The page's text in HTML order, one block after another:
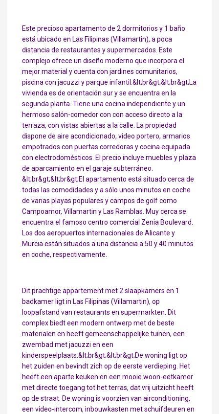
Este precioso apartamento de 2 dormitorios y 1 baño
está ubicado en Las Filipinas (Villamartin), a poca
distancia de restaurantes y supermercados. Este
complejo ofrece un diseño moderno que incorpora el
mejor material y cuenta con jardines comunitarios,
piscina con jacuzzi y parque infantil.&lt;br&gt;&lt;br&gt;La
vivienda es de orientación sur y se encuentra en la
segunda planta. Tiene una cocina independiente y un
hermoso salón-comedor con con acceso directo a la
terraza, con vistas abiertas a la calle. La propiedad
dispone de aire acondicionado, video portero, armarios
empotrados con puertas corredoras y cocina equipada
con electrodomésticos. El precio incluye muebles y plaza
de aparcamiento en el garaje subterráneo.
&lt;br&gt;&lt;br&gt;El apartamento está situado cerca de
todas las comodidades y a sólo unos minutos en coche
de varias playas populares y campos de golf como
Campoamor, Villamartin y Las Ramblas. Muy cerca se
encuentra el famoso centro comercial Zenia Boulevard.
Los dos aeropuertos internacionales de Alicante y
Murcia están situados a una distancia a 50 y 40 minutos
en coche, respectivamente.
Dit prachtige appartement met 2 slaapkamers en 1
badkamer ligt in Las Filipinas (Villamartin), op
loopafstand van restaurants en supermarkten. Dit
complex biedt een modern ontwerp met de beste
materialen en heeft gemeenschappelijke tuinen, een
zwembad met jacuzzi en een
kinderspeelplaats.&lt;br&gt;&lt;br&gt;De woning ligt op
het zuiden en bevindt zich op de eerste verdieping. Het
heeft een aparte keuken en een mooie woon-eetkamer
met directe toegang tot het terras, dat vrij uitzicht heeft
op de straat. De woning is voorzien van airconditioning,
een video-intercom, inbouwkasten met schuifdeuren en